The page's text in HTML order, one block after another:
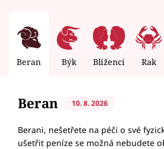
Beran Býk Blíženci Rak
Beran 10. 8. 2026
Berani, nešetřete na péči o své
ušetřit peníze se možná nebudete